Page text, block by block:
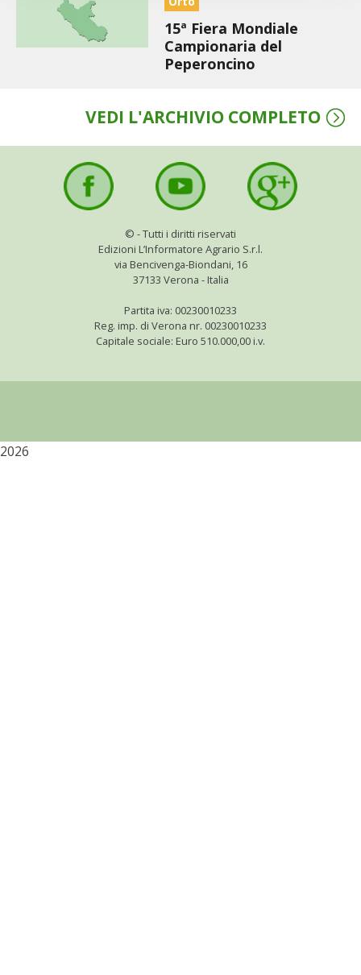
15ª Fiera Mondiale
Campionaria del
Peperoncino
VEDI L'ARCHIVIO COMPLETO
© - Tutti i diritti riservati
Edizioni L’Informatore Agrario S.r.l.
via Bencivenga-Biondani, 16
37133 Verona - Italia
Partita iva: 00230010233
Reg. imp. di Verona nr. 00230010233
Capitale sociale: Euro 510.000,00 i.v.
2026